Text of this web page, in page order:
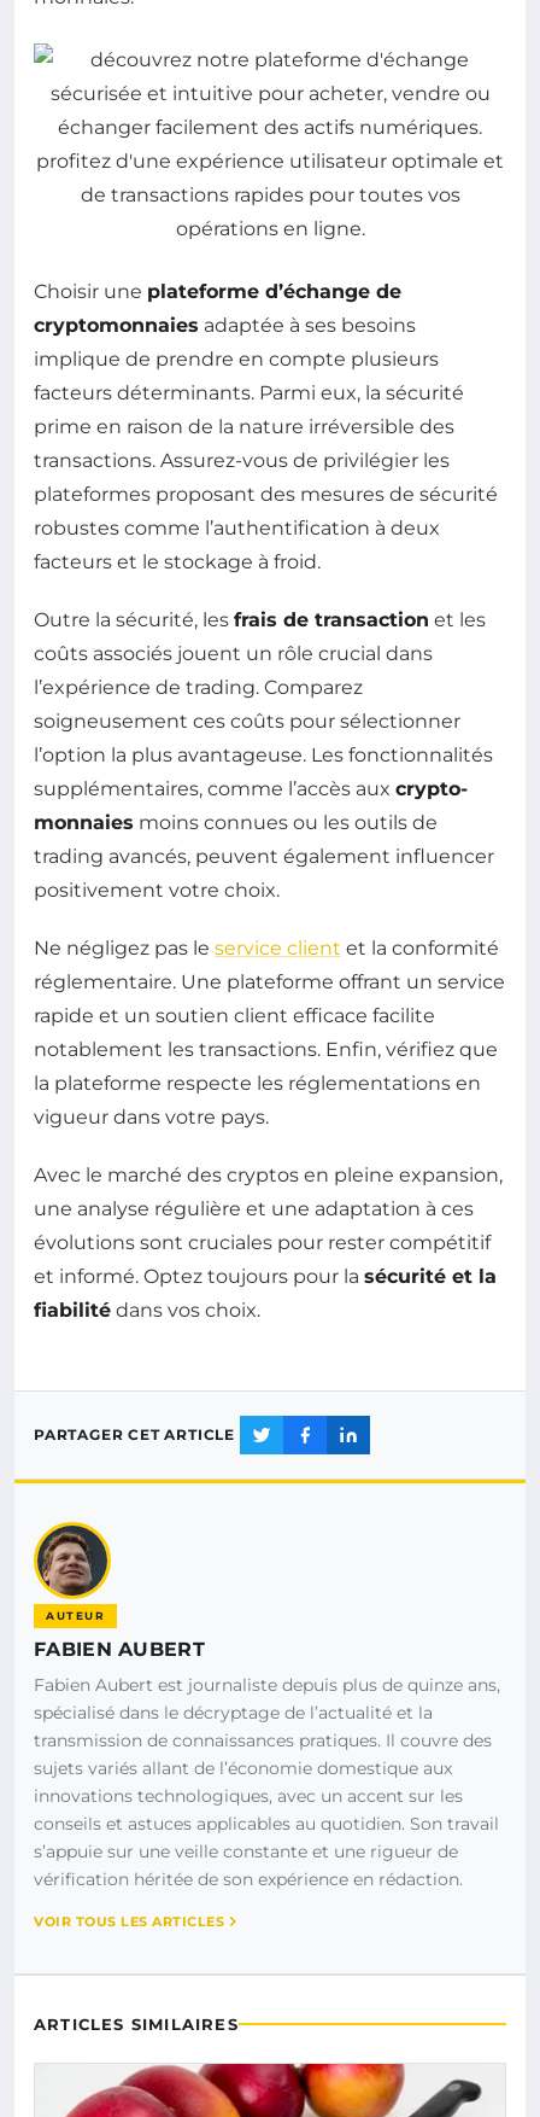
Choisir une plateforme d’échange de
cryptomonnaies adaptée à ses besoins
implique de prendre en compte plusieurs
facteurs déterminants. Parmi eux, la sécurité
prime en raison de la nature irréversible des
transactions. Assurez-vous de privilégier les
plateformes proposant des mesures de sécurité
robustes comme l’authentification à deux
facteurs et le stockage à froid.
Outre la sécurité, les frais de transaction et les
coûts associés jouent un rôle crucial dans
l’expérience de trading. Comparez
soigneusement ces coûts pour sélectionner
l’option la plus avantageuse. Les fonctionnalités
supplémentaires, comme l’accès aux crypto-
monnaies moins connues ou les outils de
trading avancés, peuvent également influencer
positivement votre choix.
Ne négligez pas le service client et la conformité
réglementaire. Une plateforme offrant un service
rapide et un soutien client efficace facilite
notablement les transactions. Enfin, vérifiez que
la plateforme respecte les réglementations en
vigueur dans votre pays.
Avec le marché des cryptos en pleine expansion,
une analyse régulière et une adaptation à ces
évolutions sont cruciales pour rester compétitif
et informé. Optez toujours pour la sécurité et la
fiabilité dans vos choix.
PARTAGER CET ARTICLE
AUTEUR
FABIEN AUBERT
Fabien Aubert est journaliste depuis plus de quinze ans,
spécialisé dans le décryptage de l’actualité et la
transmission de connaissances pratiques. Il couvre des
sujets variés allant de l’économie domestique aux
innovations technologiques, avec un accent sur les
conseils et astuces applicables au quotidien. Son travail
s’appuie sur une veille constante et une rigueur de
vérification héritée de son expérience en rédaction.
VOIR TOUS LES ARTICLES
ARTICLES SIMILAIRES